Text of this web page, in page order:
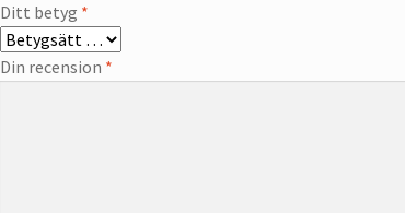
Ditt betyg *
Din recension *